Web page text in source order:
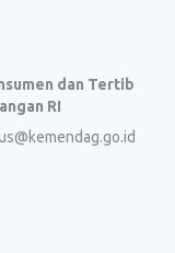
dan Tertib
RI